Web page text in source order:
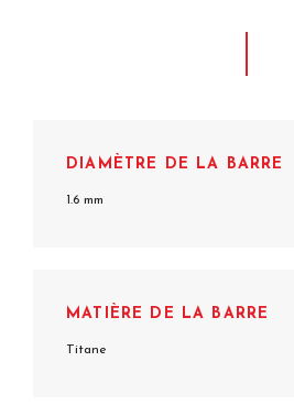
DIAMÈTRE DE LA BARRE
1.6 mm
MATIÈRE DE LA BARRE
Titane